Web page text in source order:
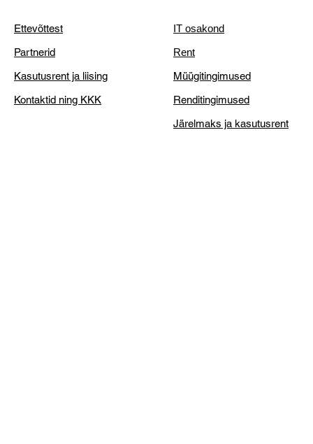
Ettevõttest
Partnerid
Kasutusrent ja liising
Kontaktid ning KKK
IT osakond
Rent
Müügitingimused
Renditingimused
Järelmaks ja kasutusrent